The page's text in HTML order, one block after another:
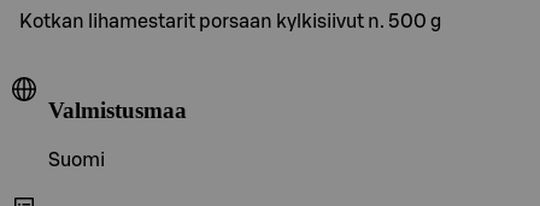
Kotkan lihamestarit porsaan kylkisiivut n. 500 g
Valmistusmaa
Suomi